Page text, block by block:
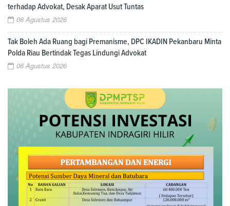
terhadap Advokat, Desak Aparat Usut Tuntas
06 Agustus 2026
Tak Boleh Ada Ruang bagi Premanisme, DPC IKADIN Pekanbaru Minta
Polda Riau Bertindak Tegas Lindungi Advokat
06 Agustus 2026